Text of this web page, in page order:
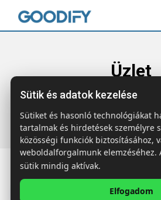
Üzlet
Főoldal Termékek Ruházat &
SINGA 5 paneles b.
Étkezés & Ivás
Sütik és adatok kezelése
Sütiket és hasonló technológiákat
tartalmak és hirdetések személyre
közösségi funkciók biztosításához,
weboldalforgalmunk elemzéséhez.
sütik mindig aktívak.
Elfogadom